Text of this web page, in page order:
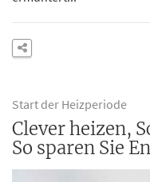
Start der Heizperiode
Clever heizen,
So sparen Sie